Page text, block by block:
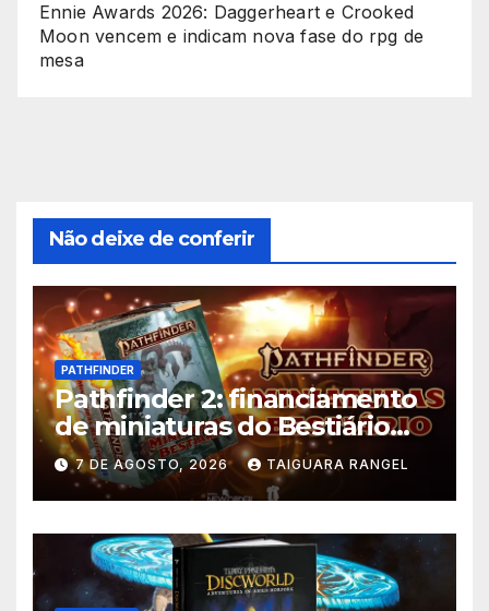
Ennie Awards 2026: Daggerheart e Crooked
Moon vencem e indicam nova fase do rpg de
mesa
Não deixe de conferir
PATHFINDER
Pathfinder 2: financiamento
de miniaturas do Bestiário
supera meta no Catarse
7 DE AGOSTO, 2026 TAIGUARA RANGEL